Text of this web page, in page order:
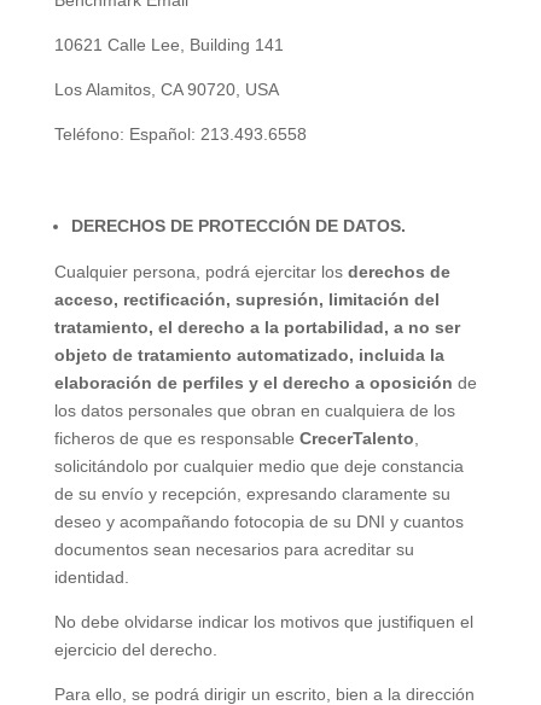
10621 Calle Lee, Building 141
Los Alamitos, CA 90720, USA
Teléfono: Español: 213.493.6558
DERECHOS DE PROTECCIÓN DE DATOS.
Cualquier persona, podrá ejercitar los derechos de
acceso, rectificación, supresión, limitación del
tratamiento, el derecho a la portabilidad, a no ser
objeto de tratamiento automatizado, incluida la
elaboración de perfiles y el derecho a oposición de
los datos personales que obran en cualquiera de los
ficheros de que es responsable CrecerTalento
solicitándolo por cualquier medio que deje constancia
de su envío y recepción, expresando claramente su
deseo y acompañando fotocopia de su DNI y cuantos
documentos sean necesarios para acreditar su
identidad.
No debe olvidarse indicar los motivos que justifiquen el
ejercicio del derecho.
Para ello, se podrá dirigir un escrito, bien a la dirección